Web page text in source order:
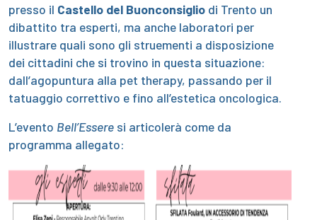
presso il Castello del Buonconsiglio di Trento un
dibattito tra esperti, ma anche laboratori per
illustrare quali sono gli struementi a disposizione
dei cittadini che si trovino in questa situazione:
dall’agopuntura alla pet therapy, passando per il
tatuaggio correttivo e fino all’estetica oncologica.
L’evento Bell’Essere si articolerà come da
programma allegato: